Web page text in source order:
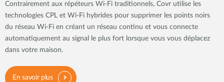
Contrairement aux répéteurs Wi-Fi traditionnels, Covr utilise les
technologies CPL et Wi-Fi hybrides pour supprimer les points noirs
du réseau Wi-Fi en créant un réseau continu et vous connecte
automatiquement au signal le plus fort lorsque vous vous déplacez
dans votre maison.
En savoir plus